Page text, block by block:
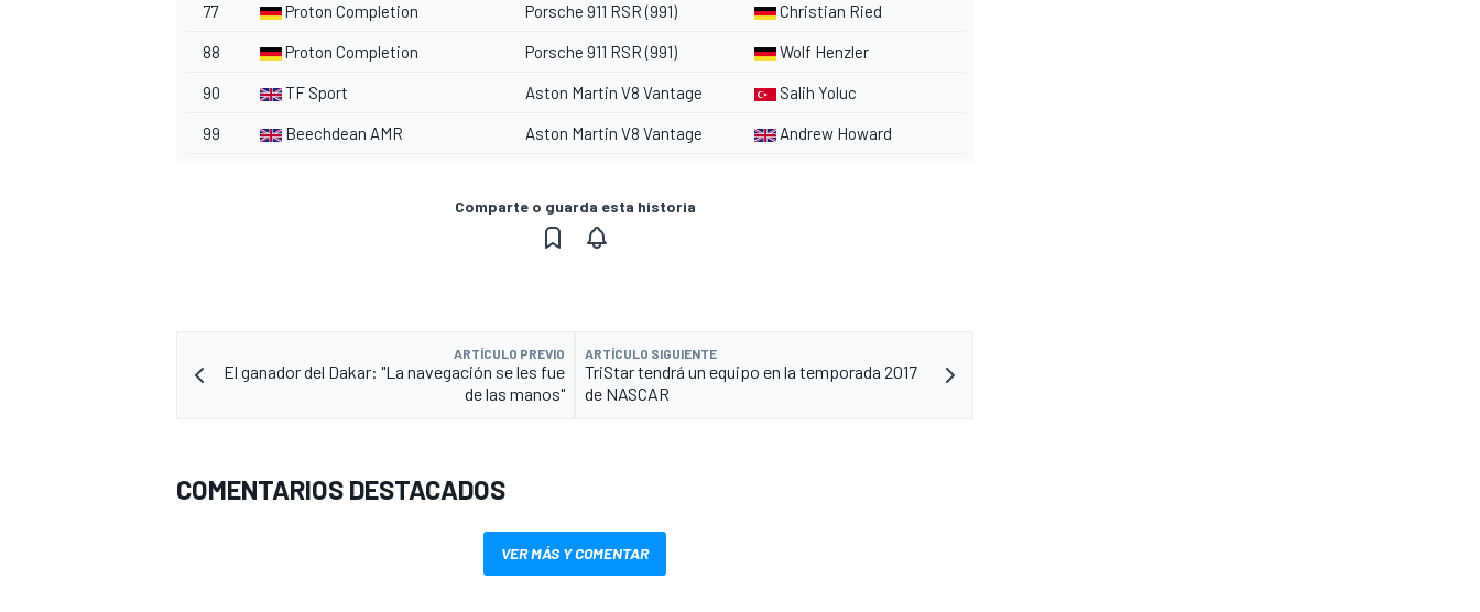
77 Proton Completion Porsche 911 RSR (991) Christian Ried
88 Proton Completion Porsche 911 RSR (991) Wolf Henzler
90 TF Sport Aston Martin V8 Vantage Salih Yoluc
99 Beechdean AMR Aston Martin V8 Vantage Andrew Howard
Comparte o guarda esta historia
ARTÍCULO PREVIO
El ganador del Dakar: "La navegación se les fue
de las manos"
ARTÍCULO SIGUIENTE
TriStar tendrá un equipo en la temporada 2017
de NASCAR
COMENTARIOS DESTACADOS
VER MÁS Y COMENTAR